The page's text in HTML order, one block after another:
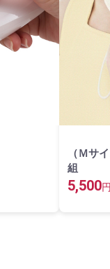
（Ｍサ
組
5,500円